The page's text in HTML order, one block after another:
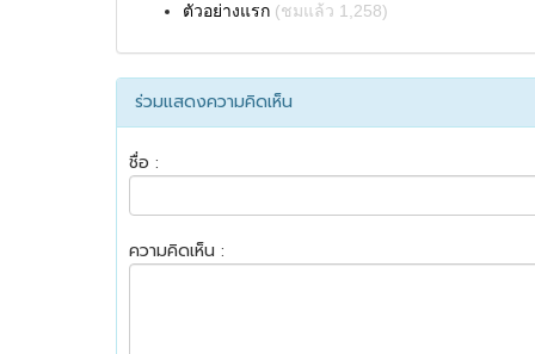
ตัวอย่างแรก (ชมแล้ว 1,258)
ร่วมแสดงความคิดเห็น
ชื่อ :
ความคิดเห็น :